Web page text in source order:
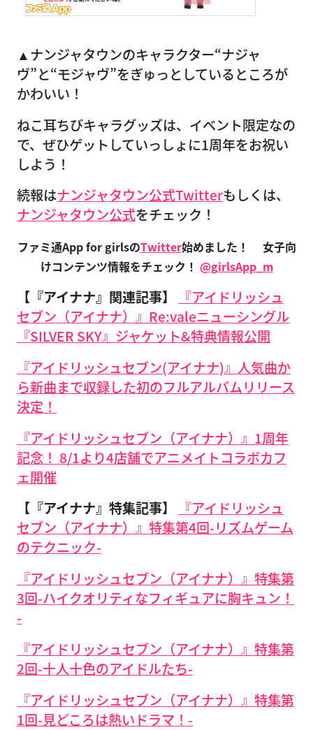
▲ナンジャタウンのキャラクター“ナジャ
ヴ”と“モジャヴ”をぎゅっとしているところが
かわいい！
ねこ耳ちびキャラグッズは、イベント限定なの
で、ぜひゲットしていっしょに1周年をお祝い
しよう！
続報はナンジャタウン公式Twitterもしくは、
ナンジャタウン公式をチェック！
ファミ通App for girlsのTwitter始めました！
女子向
けコンテンツ情報をチェック！ @girlsApp_m
【『アイナナ』関連記事】
『アイドリッシュ
セブン（アイナナ）』Re:valeニューシングル
『SILVER SKY』ジャケット&特典情報公開
『アイドリッシュセブン(アイナナ)』人気曲か
ら新曲まで収録した初のフルアルバムリリース
決定！
『アイドリッシュセブン（アイナナ）』1周年
記念！ 8/1より4店舗でアニメイトコラボカフ
ェ開催
【『アイナナ』特集記事】
『アイドリッシュ
セブン（アイナナ）』特集第4回-リズムゲーム
のテクニック-
『アイドリッシュセブン（アイナナ）』特集第
3回-ハイクオリティなフィギュアに胸キュン！
-
『アイドリッシュセブン（アイナナ）』特集第
2回-十人十色のアイドルたち-
『アイドリッシュセブン（アイナナ）』特集第
1回-見どころは熱いドラマ！-